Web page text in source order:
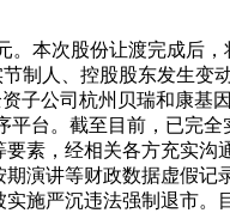
本次股份让渡完成后，
制人、控股股东发生变
子公司杭州贝瑞和康基
台。截至目前，已完
素，经相关各方充实沟
演讲等财政数据虚假记
施严沉违法强制退市。